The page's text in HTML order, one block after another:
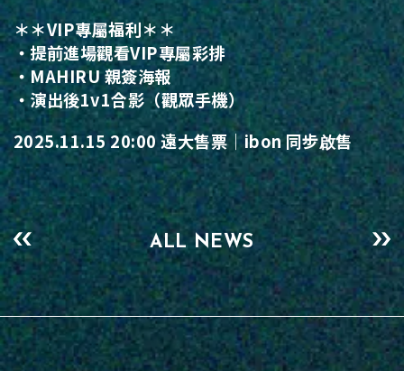
＊＊VIP專屬福利＊＊
・提前進場觀看VIP專屬彩排
・MAHIRU 親簽海報
・演出後1v1合影（觀眾手機）
2025.11.15 20:00 遠大售票｜ibon 同步啟售
ALL NEWS